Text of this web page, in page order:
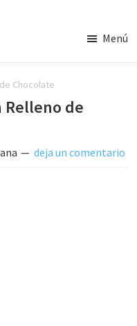
Menú
Chocolate
Relleno de
deja un comentario